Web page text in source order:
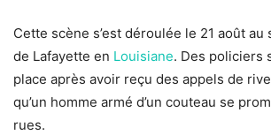
Cette scène s’est déroulée le 21 août au
de Lafayette en Louisiane. Des policiers
place après avoir reçu des appels de
qu’un homme armé d’un couteau se
rues.